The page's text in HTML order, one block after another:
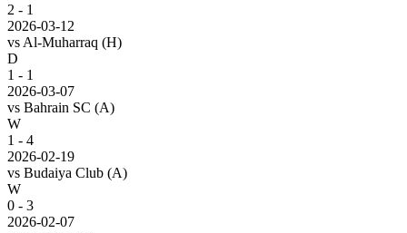
2 - 1
2026-03-12
vs Al-Muharraq (H)
D
1 - 1
2026-03-07
vs Bahrain SC (A)
W
1 - 4
2026-02-19
vs Budaiya Club (A)
W
0 - 3
2026-02-07